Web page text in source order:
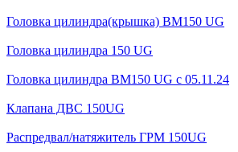
Головка цилиндра(крышка) BM150 UG
Головка цилиндра 150 UG
Головка цилиндра BM150 UG c 05.11.24
Клапана ДВС 150UG
Распредвал/натяжитель ГРМ 150UG